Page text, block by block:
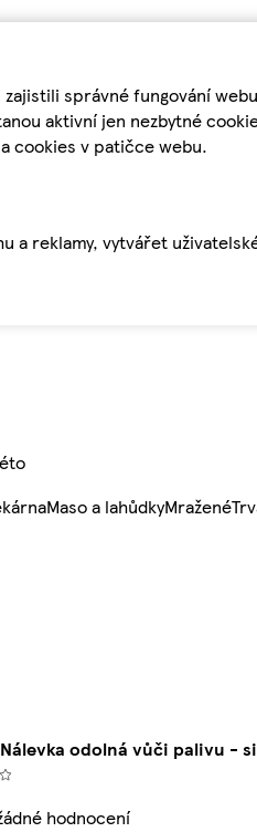
správné fungování
aktivní jen nezbytné
cookies v patičce webu.
reklamy, vytvářet
Maso a lahůdkyMražené
odolná vůči palivu -
hodnocení